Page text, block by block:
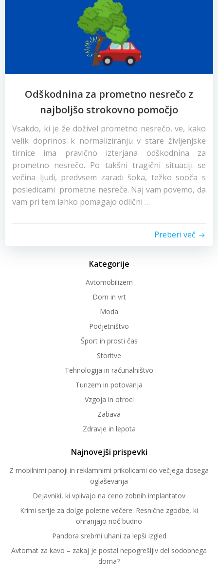
Odškodnina za prometno nesrečo z
najboljšo strokovno pomočjo
Vsakdo, ki je že doživel prometno nesrečo, ve, kako
velik doprinos k normaliziranju v stare življenjske
tirnice ima pravično izterjana odškodnina za
prometno nesrečo. Po takšni tragični situaciji se
večina ljudi, predvsem zaradi šoka, težko sooča s
posledicami prometne nesreče. Naj vam povemo, da
vam pri tem lahko pomagajo odlični …
Preberi več
Kategorije
Avtomobilizem
Dom in vrt
Moda
Podjetništvo
Šport in prosti čas
Storitve
Tehnologija in računalništvo
Turizem in potovanja
Vzgoja in otroci
Zabava
Zdravje in lepota
Najnovejši prispevki
Z mobilnimi panoji in reklamnimi prikolicami do večjega dosega
oglaševanja
Dejavniki, ki vplivajo na ceno zobnih implantatov
Krimi serije za dolge poletne večere: Resnične zgodbe, ki
ohranjajo noč budno
Pandora srebrni uhani za lepši izgled
Avtomat za kavo – zakaj je postal nepogrešljiv del sodobnega
doma?